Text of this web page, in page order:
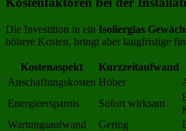
Die Investition in ein Isolierglas
höhere Kosten, bringt aber langfristige
Kostenaspekt Kurzzeitaufwand
Anschaffungskosten Höher
Energieersparnis
Sofort wirksam
Wartungsaufwand
Gering